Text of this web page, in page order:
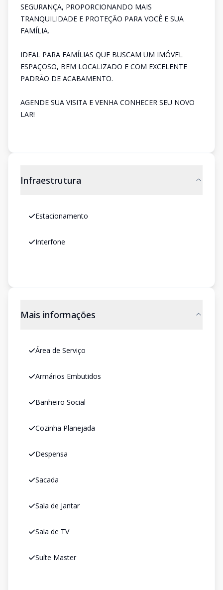
SEGURANÇA, PROPORCIONANDO MAIS
TRANQUILIDADE E PROTEÇÃO PARA VOCÊ E SUA
FAMÍLIA.
IDEAL PARA FAMÍLIAS QUE BUSCAM UM IMÓVEL
ESPAÇOSO, BEM LOCALIZADO E COM EXCELENTE
PADRÃO DE ACABAMENTO.
AGENDE SUA VISITA E VENHA CONHECER SEU NOVO
LAR!
Infraestrutura
Estacionamento
Interfone
Mais informações
Área de Serviço
Armários Embutidos
Banheiro Social
Cozinha Planejada
Despensa
Sacada
Sala de Jantar
Sala de TV
Suíte Master